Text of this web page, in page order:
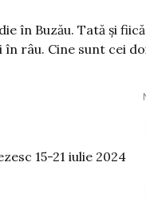
în Buzău. Tată și fiică
în râu. Cine sunt cei
15-21 iulie 2024